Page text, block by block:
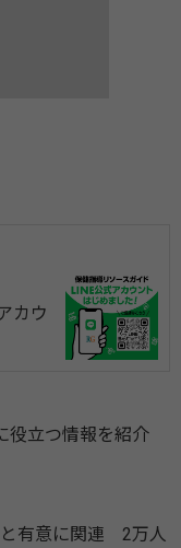
カウ
役立つ情報を紹介
有意に関連 2万人